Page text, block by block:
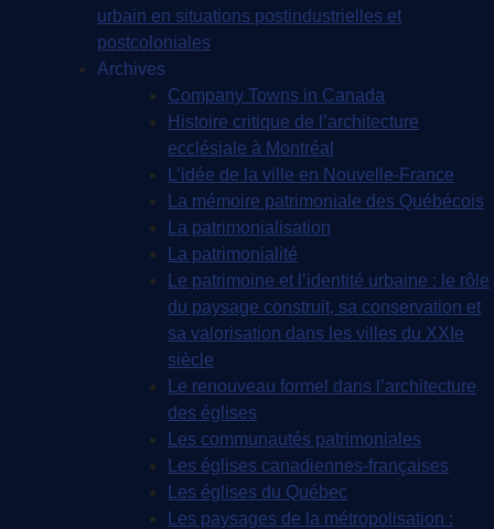
urbain en situations postindustrielles et
postcoloniales
Archives
Company Towns in Canada
Histoire critique de l’architecture
ecclésiale à Montréal
L’idée de la ville en Nouvelle-France
La mémoire patrimoniale des Québécois
La patrimonialisation
La patrimonialité
Le patrimoine et l’identité urbaine : le rôle
du paysage construit, sa conservation et
sa valorisation dans les villes du XXIe
siècle
Le renouveau formel dans l’architecture
des églises
Les communautés patrimoniales
Les églises canadiennes-françaises
Les églises du Québec
Les paysages de la métropolisation :